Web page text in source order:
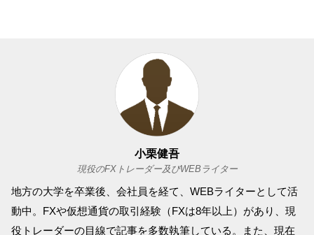
小栗健吾
現役のFXトレーダー及びWEBライター
地方の大学を卒業後、会社員を経て、WEBライターとして活
動中。FXや仮想通貨の取引経験（FXは8年以上）があり、現
役トレーダーの目線で記事を多数執筆している。また、現在